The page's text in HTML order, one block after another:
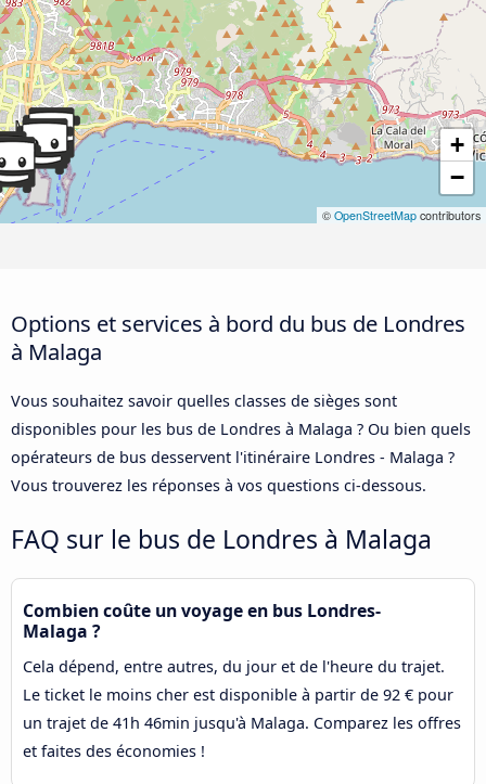
+
−
© OpenStreetMap contributors
Options et services à bord du bus de Londres
à Malaga
Vous souhaitez savoir quelles classes de sièges sont
disponibles pour les bus de Londres à Malaga ? Ou bien quels
opérateurs de bus desservent l'itinéraire Londres - Malaga ?
Vous trouverez les réponses à vos questions ci-dessous.
FAQ sur le bus de Londres à Malaga
Combien coûte un voyage en bus Londres-
Malaga ?
Cela dépend, entre autres, du jour et de l'heure du trajet.
Le ticket le moins cher est disponible à partir de 92 € pour
un trajet de 41h 46min jusqu'à Malaga. Comparez les offres
et faites des économies !